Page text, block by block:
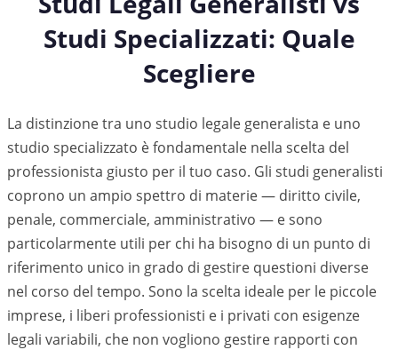
Studi Specializzati: Quale
Scegliere
La distinzione tra uno studio legale generalista e uno
studio specializzato è fondamentale nella scelta del
professionista giusto per il tuo caso. Gli studi generalisti
coprono un ampio spettro di materie — diritto civile,
penale, commerciale, amministrativo — e sono
particolarmente utili per chi ha bisogno di un punto di
riferimento unico in grado di gestire questioni diverse
nel corso del tempo. Sono la scelta ideale per le piccole
imprese, i liberi professionisti e i privati con esigenze
legali variabili, che non vogliono gestire rapporti con